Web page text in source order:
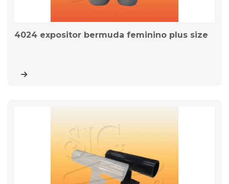
4024 expositor bermuda feminino plus size